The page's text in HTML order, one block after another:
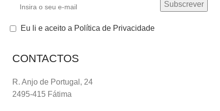
Eu li e aceito a Política de Privacidade
CONTACTOS
R. Anjo de Portugal, 24
2495-415 Fátima